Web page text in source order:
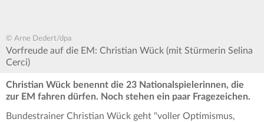
© Arne Dedert/dpa
Vorfreude auf die EM: Christian Wück (mit Stürmerin Selina
Cerci)
Christian Wück benennt die 23 Nationalspielerinnen, die
zur EM fahren dürfen. Noch stehen ein paar Fragezeichen.
Bundestrainer Christian Wück geht "voller Optimismus,